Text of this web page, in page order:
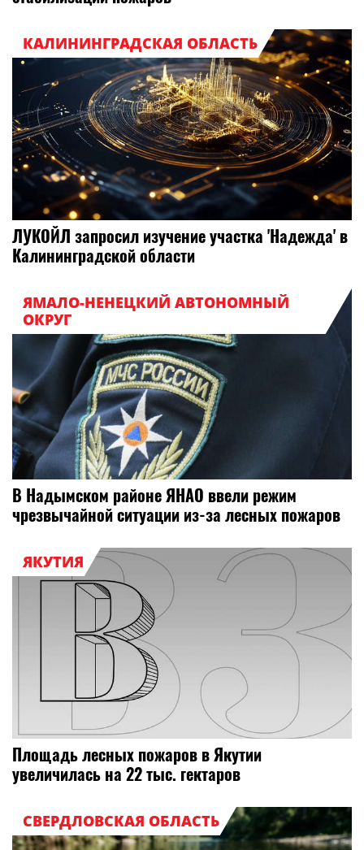
КАЛИНИНГРАДСКАЯ ОБЛАСТЬ
ЛУКОЙЛ запросил изучение участка 'Надежда' в
Калининградской области
ЯМАЛО-НЕНЕЦКИЙ АВТОНОМНЫЙ
ОКРУГ
В Надымском районе ЯНАО ввели режим
чрезвычайной ситуации из-за лесных пожаров
ЯКУТИЯ
Площадь лесных пожаров в Якутии
увеличилась на 22 тыс. гектаров
СВЕРДЛОВСКАЯ ОБЛАСТЬ